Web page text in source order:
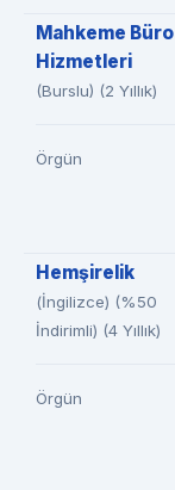
Mahkeme Büro
Hizmetleri
(Burslu) (2 Yıllık)
Örgün
Hemşirelik
(İngilizce) (%50
İndirimli) (4 Yıllık)
Örgün